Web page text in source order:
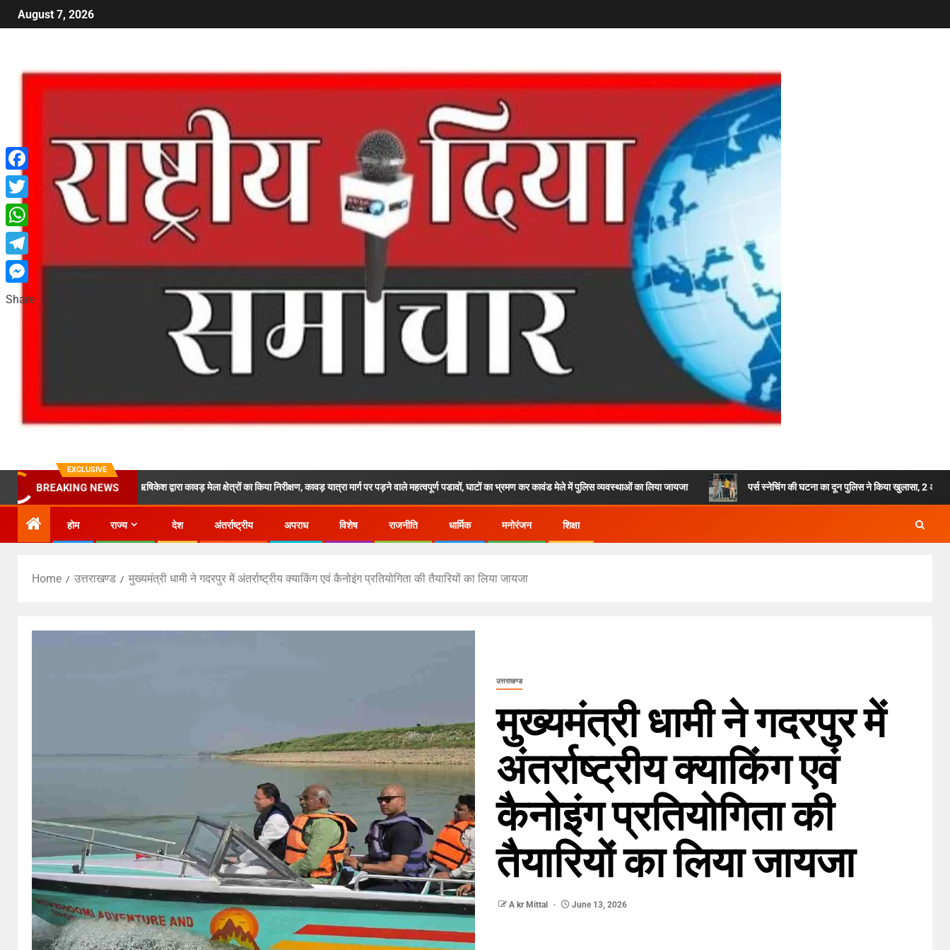
August 7, 2026
EXCLUSIVE
BREAKING NEWS
के निर्देशों पर एसपी ऋषिकेश द्वारा कावड़ मेला क्षेत्रों का किया निरीक्षण, कावड़ यात्रा मार्ग पर पड़ने वाले महत्वपूर्ण पडावों, घाटों का भ्रमण कर कावंड मेले में पुलिस व्यवस्थाओं का लिया जायजा पर्स स्नेचिंग की घटना का दून पुलिस ने किया खुलासा, 2 अभियुक्तों को किया
होम राज्य देश अंतर्राष्ट्रीय अपराध विशेष राजनीति धार्मिक मनोरंजन शिक्षा
Home उत्तराखण्ड मुख्यमंत्री धामी ने गदरपुर में अंतर्राष्ट्रीय क्याकिंग एवं कैनोइंग प्रतियोगिता की तैयारियों का लिया जायजा
उत्तराखण्ड
मुख्यमंत्री धामी ने गदरपुर में
अंतर्राष्ट्रीय क्याकिंग एवं
कैनोइंग प्रतियोगिता की
तैयारियों का लिया जायजा
A kr Mittal June 13, 2026
Facebook
Twitter
WhatsApp
Telegram
Messenger
Share